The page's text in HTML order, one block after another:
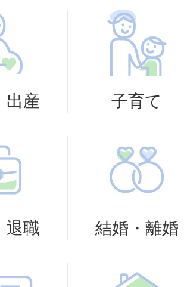
菜🍆を克服しよう😂引
開催
月05日
に係る公募型プロポー
リース：香川県唯一！
」の寄付により安
出産 子育て
退職 結婚・離婚